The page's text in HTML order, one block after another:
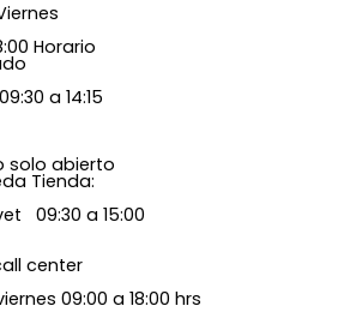
Horario
a 14:15
solo abierto
Tienda:
09:30 a 15:00
center
09:00 a 18:00 hrs